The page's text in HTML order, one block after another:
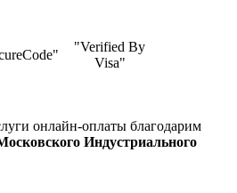
"Verified By
Visa"
онлайн-оплаты благодарим
Индустриального